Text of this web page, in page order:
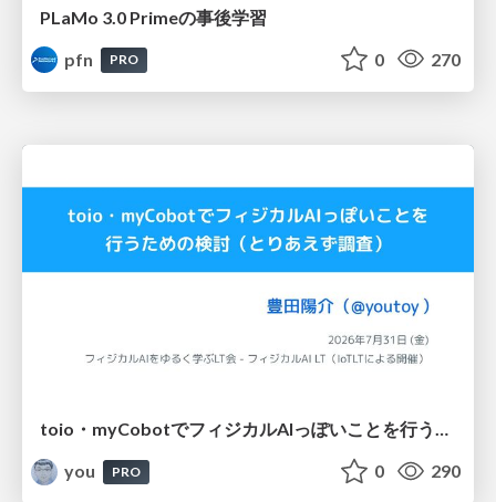
PLaMo 3.0 Primeの事後学習
pfn
PRO 0 270
toio・myCobotでフィジカルAIっぽいことを行うための検討（とりあえず調査） / フィジカルAI LT（IoTLTによる開催）
you
PRO 0 290